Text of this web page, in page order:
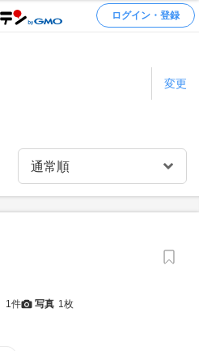
ログイン・登録
変更
1件 写真 1枚